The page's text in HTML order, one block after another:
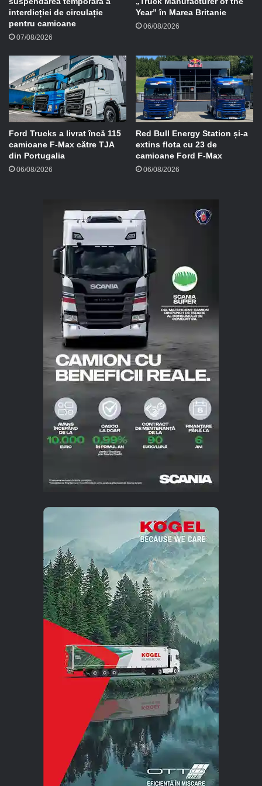
interdicției de circulație
pentru camioane
07/08/2026
Year” în Marea Britanie
06/08/2026
Ford Trucks a livrat încă 115
camioane F-Max către TJA
din Portugalia
06/08/2026
Red Bull Energy Station și-a
extins flota cu 23 de
camioane Ford F-Max
06/08/2026